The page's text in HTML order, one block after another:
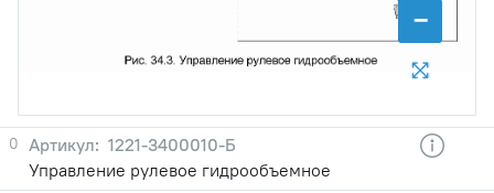
−
0
1221-3400010-Б
Управление рулевое гидрообъемное